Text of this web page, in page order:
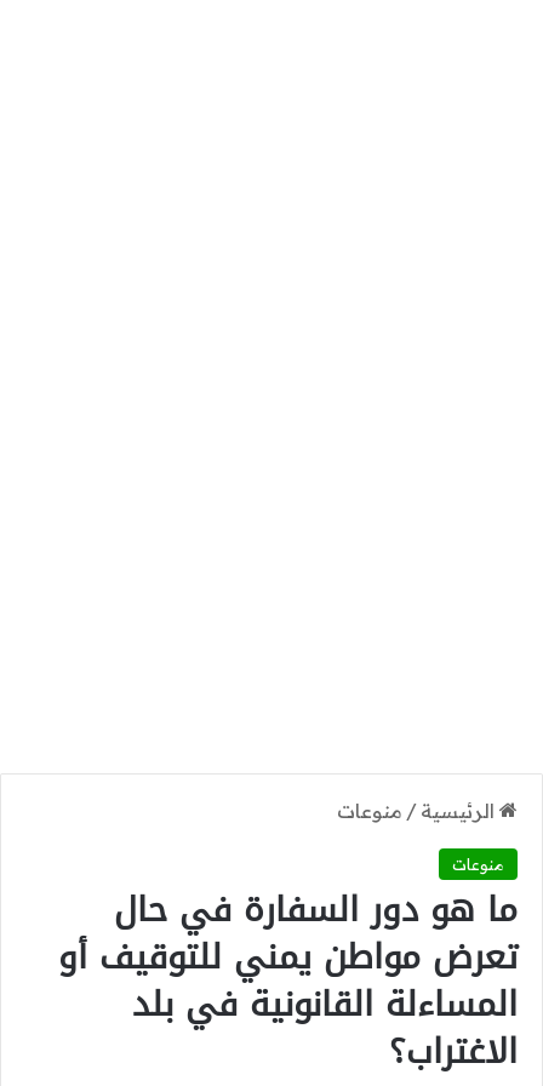
الرئيسية / منوعات
منوعات
ما هو دور السفارة في حال
تعرض مواطن يمني للتوقيف أو
المساءلة القانونية في بلد
الاغتراب؟